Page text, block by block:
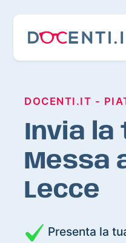
DOCENTI.IT -
Invia la
Messa
Lecce
Presenta la